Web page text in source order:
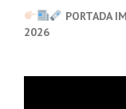
PORTADA
2026